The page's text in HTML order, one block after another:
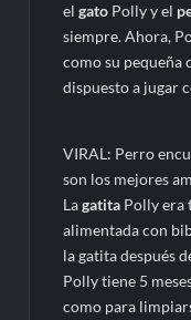
elgato Polly y el
siempre. Ahora,
como su pequeña
dispuesto a jugar
VIRAL: Perro
son los mejores
Lagatita Polly era
alimentada con
la gatita después
Polly tiene 5
como para